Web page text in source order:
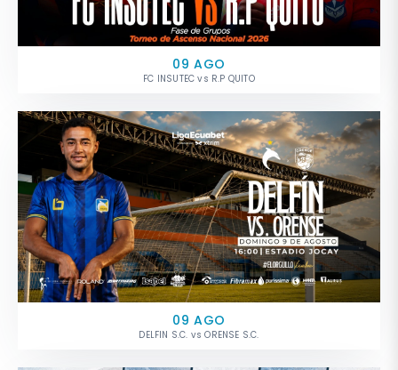
09 AGO
FC INSUTEC vs R.P QUITO
09 AGO
DELFIN S.C. vs ORENSE S.C.